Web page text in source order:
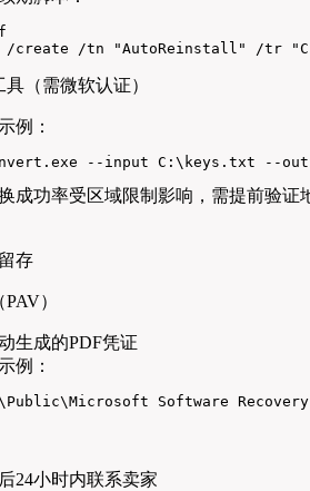
/create /tn "AutoReinstall" /tr
（需微软认证）
例：
--input C:\keys.txt --
成功率受区域限制影响，需提前验证
存
）
生成的PDF凭证
例：
Software Recovery
24小时内联系卖家